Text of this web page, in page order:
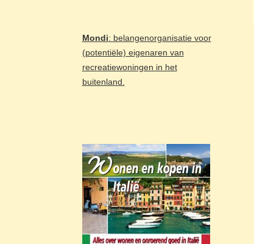
Mondi: belangenorganisatie voor
(potentiële) eigenaren van
recreatiewoningen in het
buitenland.